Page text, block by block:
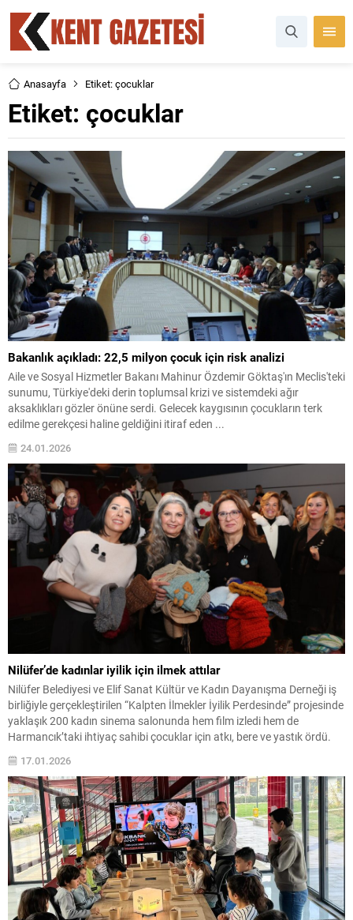
Anasayfa Etiket: çocuklar
Etiket: çocuklar
Bakanlık açıkladı: 22,5 milyon çocuk için risk analizi
Aile ve Sosyal Hizmetler Bakanı Mahinur Özdemir Göktaş'ın Meclis'teki
sunumu, Türkiye'deki derin toplumsal krizi ve sistemdeki ağır
aksaklıkları gözler önüne serdi. Gelecek kaygısının çocukların terk
edilme gerekçesi haline geldiğini itiraf eden ...
24.01.2026
Nilüfer’de kadınlar iyilik için ilmek attılar
Nilüfer Belediyesi ve Elif Sanat Kültür ve Kadın Dayanışma Derneği iş
birliğiyle gerçekleştirilen “Kalpten İlmekler İyilik Perdesinde” projesinde
yaklaşık 200 kadın sinema salonunda hem film izledi hem de
Harmancık’taki ihtiyaç sahibi çocuklar için atkı, bere ve yastık ördü.
ev sahipliği yaptı....
17.01.2026